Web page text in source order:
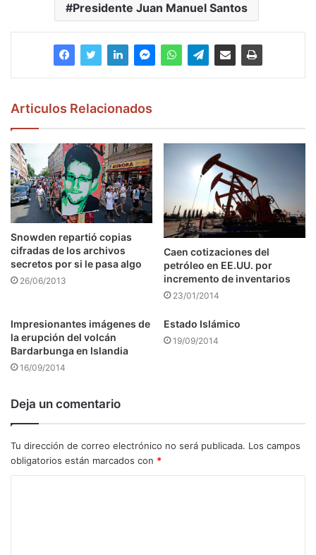
Presidente Juan Manuel Santos
Articulos Relacionados
Snowden repartió copias
cifradas de los archivos
secretos por si le pasa algo
26/06/2013
Caen cotizaciones del
petróleo en EE.UU. por
incremento de inventarios
23/01/2014
Impresionantes imágenes de
la erupción del volcán
Bardarbunga en Islandia
16/09/2014
Estado Islámico
19/09/2014
Deja un comentario
Tu dirección de correo electrónico no será publicada. Los campos
obligatorios están marcados con *